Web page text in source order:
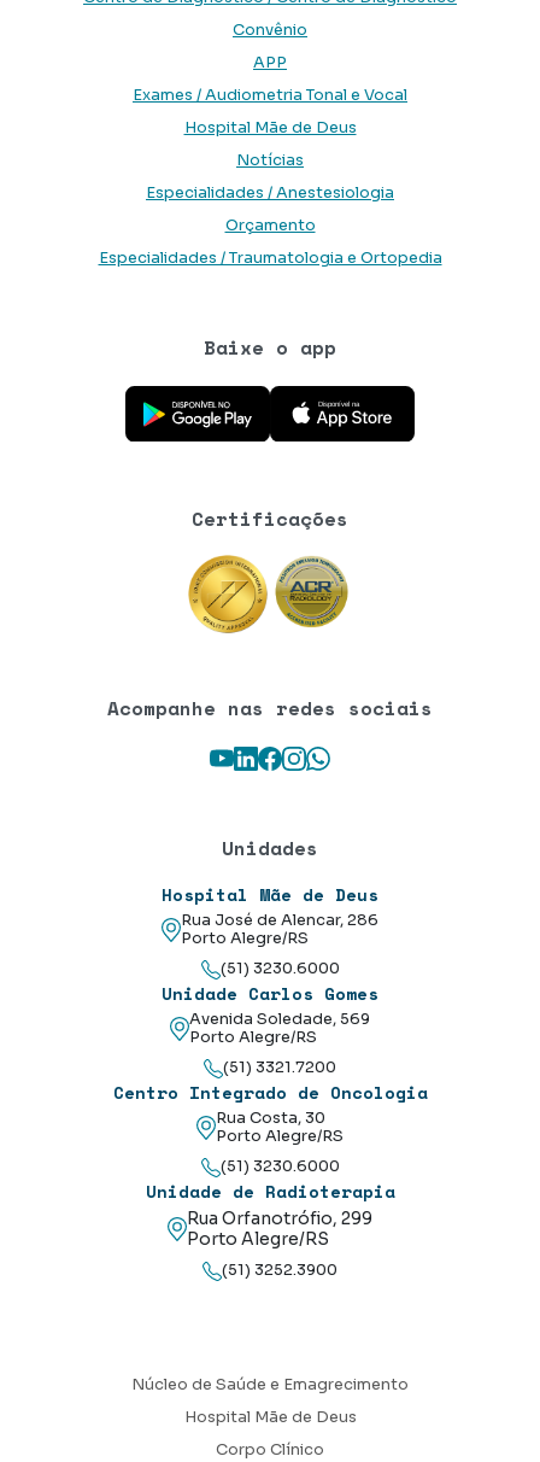
Convênio
APP
Exames / Audiometria Tonal e Vocal
Hospital Mãe de Deus
Notícias
Especialidades / Anestesiologia
Orçamento
Especialidades / Traumatologia e Ortopedia
Baixe o app
Baixe o aplicativo na Google Play Store
Baixe o aplicativo na App Store
Certificações
Acompanhe nas redes sociais
Youtube
LinkedIn
Facebook
Instagram
WhatsApp
Unidades
Hospital Mãe de Deus
Rua José de Alencar, 286
Porto Alegre/RS
(51) 3230.6000
Unidade Carlos Gomes
Avenida Soledade, 569
Porto Alegre/RS
(51) 3321.7200
Centro Integrado de Oncologia
Rua Costa, 30
Porto Alegre/RS
(51) 3230.6000
Unidade de Radioterapia
Rua Orfanotrófio, 299
Porto Alegre/RS
(51) 3252.3900
Núcleo de Saúde e Emagrecimento
Hospital Mãe de Deus
Corpo Clínico